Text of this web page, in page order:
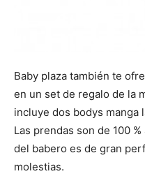
Baby plaza también te
en un set de regalo de la
incluye dos bodys manga
Las prendas son de 100
del babero es de gran
molestias.